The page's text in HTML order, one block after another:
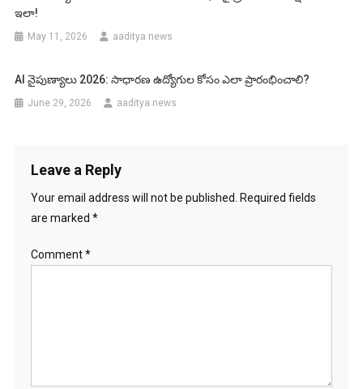
ఇలా!
May 11, 2026 aaditya news
AI నైపుణ్యాలు 2026: సాధారణ ఉద్యోగుల కోసం ఎలా ప్రారంభించాలి?
June 29, 2026 aaditya news
Leave a Reply
Your email address will not be published.
Required fields
are marked *
Comment*